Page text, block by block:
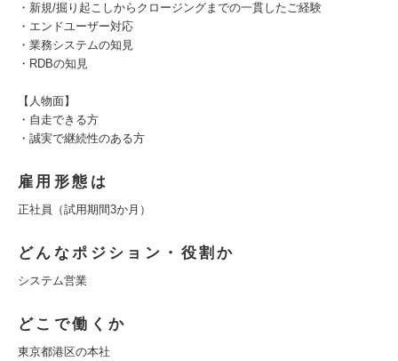
・新規/掘り起こしからクロージングまでの一貫したご経験
・エンドユーザー対応
・業務システムの知見
・RDBの知見
【人物面】
・自走できる方
・誠実で継続性のある方
雇用形態は
正社員（試用期間3か月）
どんなポジション・役割か
システム営業
どこで働くか
東京都港区の本社